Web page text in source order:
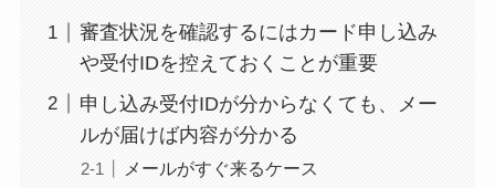
審査状況を確認するにはカード申し込み
や受付IDを控えておくことが重要
申し込み受付IDが分からなくても、メー
ルが届けば内容が分かる
メールがすぐ来るケース